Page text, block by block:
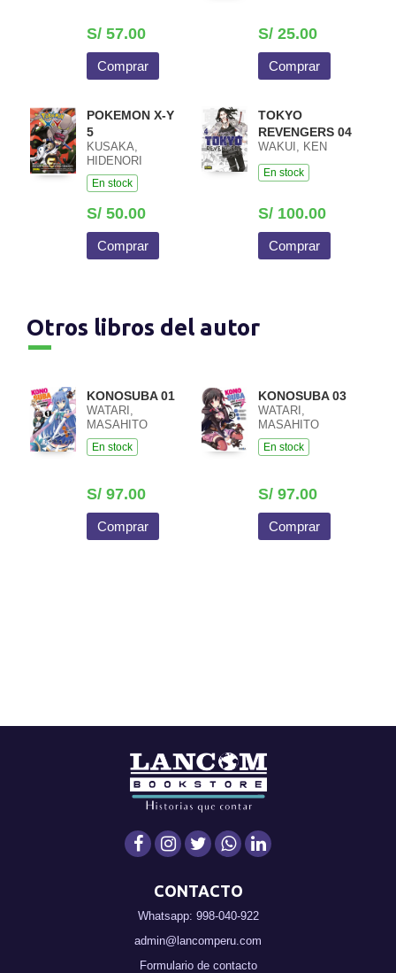
S/ 57.00
Comprar
S/ 25.00
Comprar
POKEMON X-Y
5
KUSAKA,
HIDENORI
En stock
S/ 50.00
Comprar
TOKYO
REVENGERS 04
WAKUI, KEN
En stock
S/ 100.00
Comprar
Otros libros del autor
KONOSUBA 01
WATARI,
MASAHITO
En stock
S/ 97.00
Comprar
KONOSUBA 03
WATARI,
MASAHITO
En stock
S/ 97.00
Comprar
CONTACTO
Whatsapp: 998-040-922
admin@lancomperu.com
Formulario de contacto